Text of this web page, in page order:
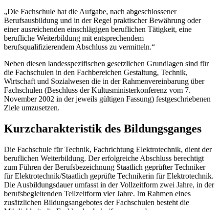
„Die Fachschule hat die Aufgabe, nach abgeschlossener
Berufsausbildung und in der Regel praktischer Bewährung oder
einer ausreichenden einschlägigen beruflichen Tätigkeit, eine
berufliche Weiterbildung mit entsprechendem
berufsqualifizierendem Abschluss zu vermitteln.“
Neben diesen landesspezifischen gesetzlichen Grundlagen sind für
die Fachschulen in den Fachbereichen Gestaltung, Technik,
Wirtschaft und Sozialwesen die in der Rah­menvereinbarung über
Fachschulen (Beschluss der Kultusministerkonferenz vom 7.
November 2002 in der jeweils gültigen Fassung) festgeschriebenen
Ziele umzuset­zen.
Kurzcharakteristik des Bildungsganges
Die Fachschule für Technik, Fachrichtung Elektrotechnik, dient der
beruflichen Weiterbildung. Der erfolgreiche Abschluss berechtigt
zum Führen der Berufsbezeichnung Staatlich geprüfter Techniker
für Elektrotechnik/Staatlich geprüfte Technikerin für Elektrotechnik.
Die Ausbildungsdauer umfasst in der Vollzeitform zwei Jahre, in der
berufsbegleitenden Teilzeitform vier Jahre. Im Rahmen eines
zusätzlichen Bildungsangebotes der Fachschulen besteht die